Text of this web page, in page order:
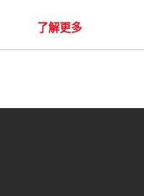
了解更多